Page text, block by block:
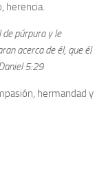
herencia.
de púrpura y le
acerca de él, que él
5:29
hermandad y